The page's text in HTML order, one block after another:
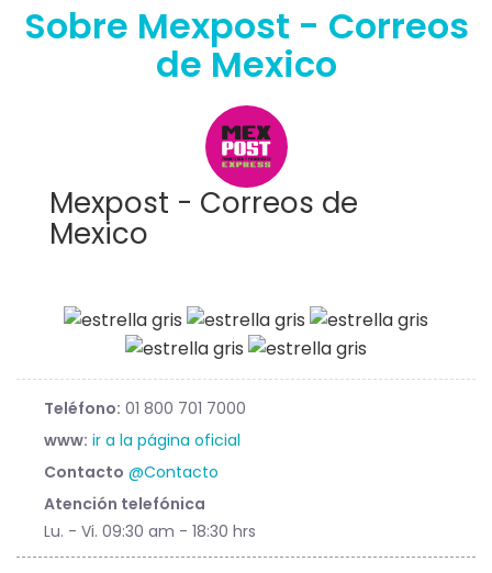
Sobre Mexpost - Correos
de Mexico
Mexpost - Correos de
Mexico
Teléfono: 01 800 701 7000
www: ir a la página oficial
Contacto @Contacto
Atención telefónica
Lu. - Vi. 09:30 am - 18:30 hrs